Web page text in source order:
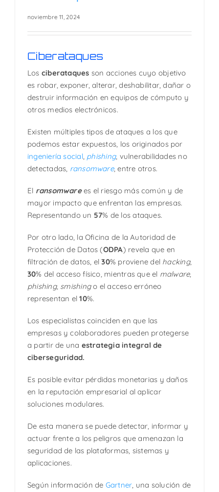
noviembre 11, 2024
Ciberataques
Los ciberataques son acciones cuyo objetivo
es robar, exponer, alterar, deshabilitar, dañar o
destruir información en equipos de cómputo y
otros medios electrónicos.
Existen múltiples tipos de ataques a los que
podemos estar expuestos, los originados por
ingeniería social, phishing, vulnerabilidades no
detectadas, ransomware, entre otros.
El ransomwarees el riesgo más común y de
mayor impacto que enfrentan las empresas.
Representando un 57% de los ataques.
Por otro lado, la Oficina de la Autoridad de
Protección de Datos (ODPA) revela que en
filtración de datos, el30% proviene del hacking,
30% del acceso físico, mientras que el malware,
phishing, smishingo el acceso erróneo
representan el10%.
Los especialistas coinciden en que las
empresas y colaboradores pueden protegerse
a partir de una estrategia integral de
ciberseguridad.
Es posible evitar pérdidas monetarias y daños
en la reputación empresarial al aplicar
soluciones modulares.
De esta manera se puede detectar, informar y
actuar frente a los peligros que amenazan la
seguridad de las plataformas, sistemas y
aplicaciones.
Según información de Gartner, una solución de